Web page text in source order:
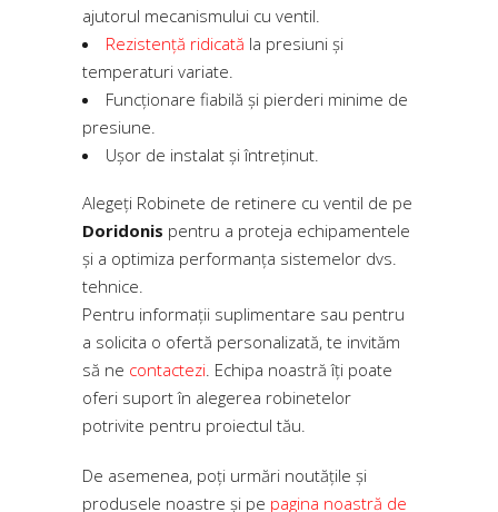
ajutorul mecanismului cu ventil.
Rezistență ridicată la presiuni și
temperaturi variate.
Funcționare fiabilă și pierderi minime de
presiune.
Ușor de instalat și întreținut.
Alegeți Robinete de retinere cu ventil de pe
Doridonis pentru a proteja echipamentele
și a optimiza performanța sistemelor dvs.
tehnice.
Pentru informații suplimentare sau pentru
a solicita o ofertă personalizată, te invităm
să ne contactezi. Echipa noastră îți poate
oferi suport în alegerea robinetelor
potrivite pentru proiectul tău.
De asemenea, poți urmări noutățile și
produsele noastre și pe pagina noastră de